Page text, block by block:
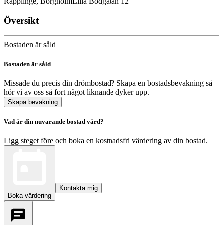
Översikt
Bostaden är såld
Bostaden är såld
Missade du precis din drömbostad? Skapa en bostadsbevakning så
hör vi av oss så fort något liknande dyker upp.
Skapa bevakning
Vad är din nuvarande bostad värd?
Ligg steget före och boka en kostnadsfri värdering av din bostad.
Boka värdering
Kontakta mig